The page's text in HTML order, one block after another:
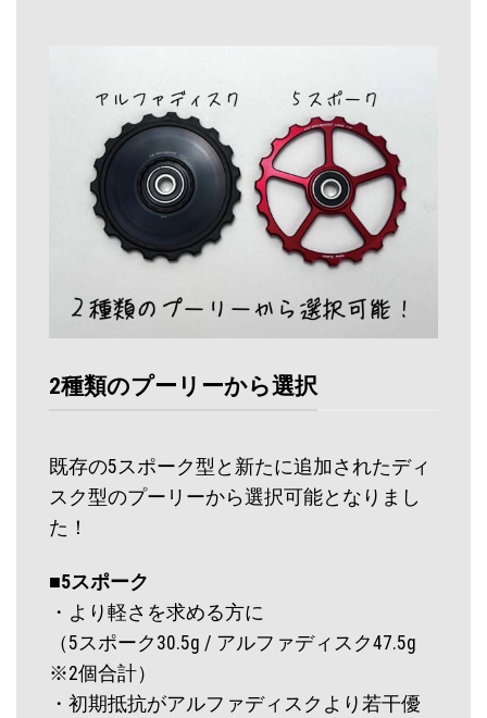
2種類のプーリーから選択
既存の5スポーク型と新たに追加されたディ
スク型のプーリーから選択可能となりまし
た！
■5スポーク
・より軽さを求める方に
（5スポーク30.5g / アルファディスク47.5g
※2個合計）
・初期抵抗がアルファディスクより若干優